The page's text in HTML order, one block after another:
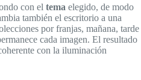
con el tema elegido, de modo
también el escritorio a una
por franjas, mañana, tarde
cada imagen. El resultado
con la iluminación